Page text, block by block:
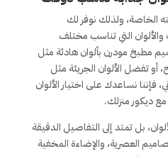
الخاصة، ولذلك نوفر لك
التي تناسب مختلف
مطبخ مودرن بألوان هادئة مثل
أو تفضل الألوان الجريئة مثل
فإننا نساعدك على اختيار الألوان
ديكور منزلك.
بل تمتد إلى التفاصيل الدقيقة
العصرية، والإضاءة المخفية